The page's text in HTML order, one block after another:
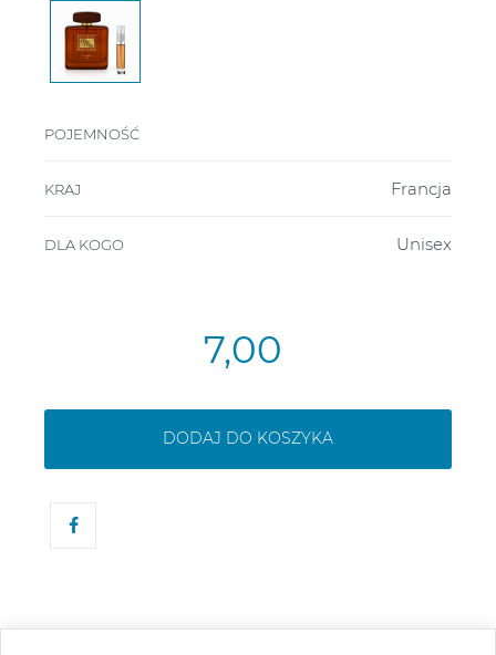
POJEMNOŚĆ
KRAJ Francja
DLA KOGO Unisex
7,00
DODAJ DO KOSZYKA